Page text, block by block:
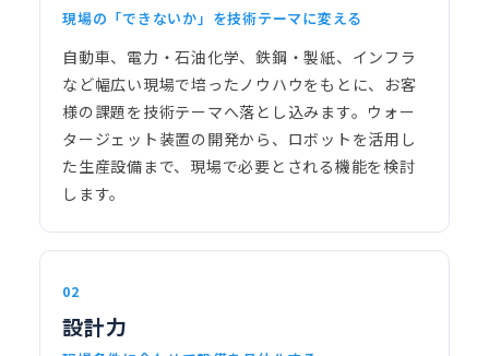
現場の「できないか」を技術テーマに変える
自動車、電力・石油化学、鉄鋼・製紙、インフラ
など幅広い現場で培ったノウハウをもとに、お客
様の課題を技術テーマへ落とし込みます。ウォー
タージェット装置の開発から、ロボットを活用し
た生産設備まで、現場で必要とされる機能を検討
します。
02
設計力